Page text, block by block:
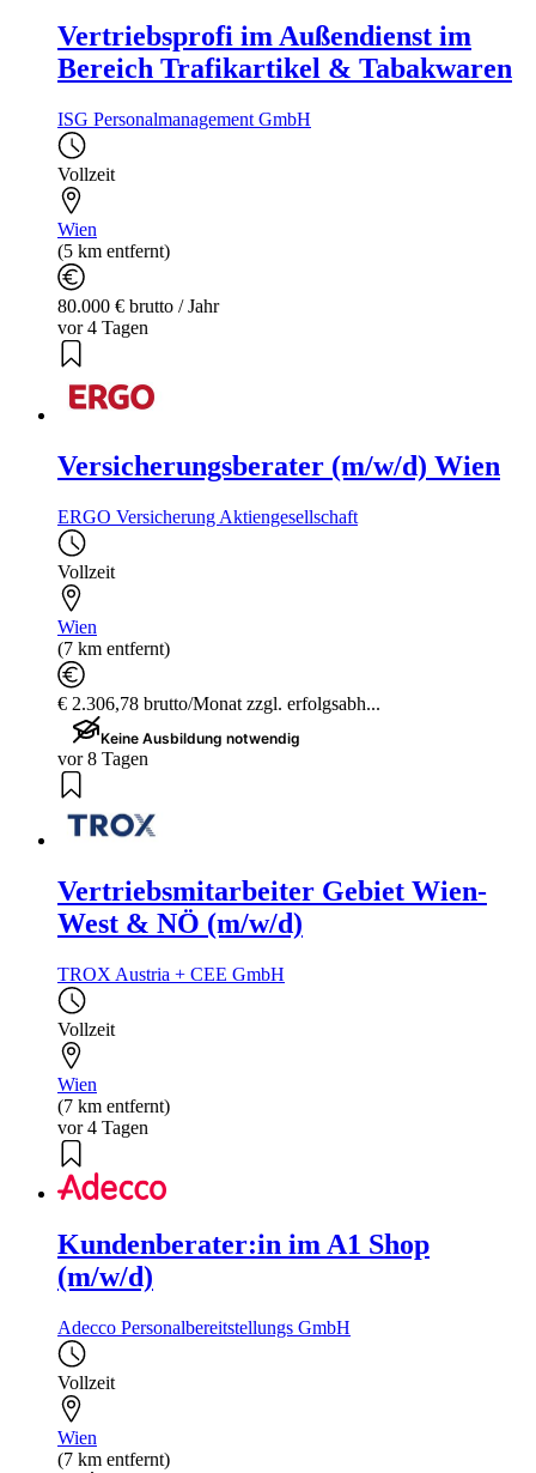
Vertriebsprofi im Außendienst im
Bereich Trafikartikel & Tabakwaren
ISG Personalmanagement GmbH
Vollzeit
Wien
(5 km entfernt)
80.000 € brutto / Jahr
vor 4 Tagen
Versicherungsberater (m/w/d) Wien
ERGO Versicherung Aktiengesellschaft
Vollzeit
Wien
(7 km entfernt)
€ 2.306,78 brutto/Monat zzgl. erfolgsabh...
Keine Ausbildung notwendig
vor 8 Tagen
Vertriebsmitarbeiter Gebiet Wien-
West & NÖ (m/w/d)
TROX Austria + CEE GmbH
Vollzeit
Wien
(7 km entfernt)
vor 4 Tagen
Kundenberater:in im A1 Shop
(m/w/d)
Adecco Personalbereitstellungs GmbH
Vollzeit
Wien
(7 km entfernt)